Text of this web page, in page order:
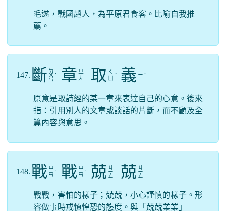
毛遂，戰國趙人，為平原君食客。比喻自我推
薦。
147. 斷 ㄉ
ㄨ
ㄢ
ˋ 章 ㄓ
ㄤ
取 ㄑ
ˇ 義 ㄧ ˋ
原意是取詩經的某一章來表達自己的心意。後來
指：引用別人的文章或談話的片斷，而不顧及全
篇內容與意思。
148. 戰 ㄓ
ㄢ ˋ 戰 ㄓ
ㄢ ˋ 兢 ㄐ
ㄧ
ㄥ 兢 ㄐ
ㄧ
ㄥ
戰戰，害怕的樣子；兢兢，小心謹慎的樣子。形
容做事時戒慎惶恐的態度。與「兢兢業業」